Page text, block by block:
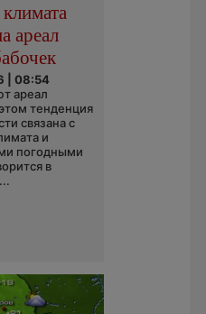
ареал
| 08:54
ареал
тенденция
связана с
и
погодными
в